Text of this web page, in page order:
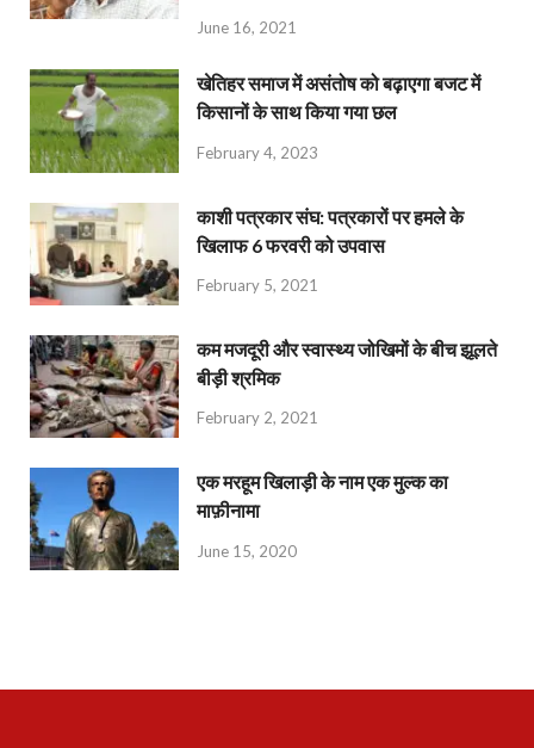
June 16, 2021
खेतिहर समाज में असंतोष को बढ़ाएगा बजट में
किसानों के साथ किया गया छल
February 4, 2023
काशी पत्रकार संघ: पत्रकारों पर हमले के
खिलाफ 6 फरवरी को उपवास
February 5, 2021
कम मजदूरी और स्वास्थ्य जोखिमों के बीच झूलते
बीड़ी श्रमिक
February 2, 2021
एक मरहूम खिलाड़ी के नाम एक मुल्क का
माफ़ीनामा
June 15, 2020